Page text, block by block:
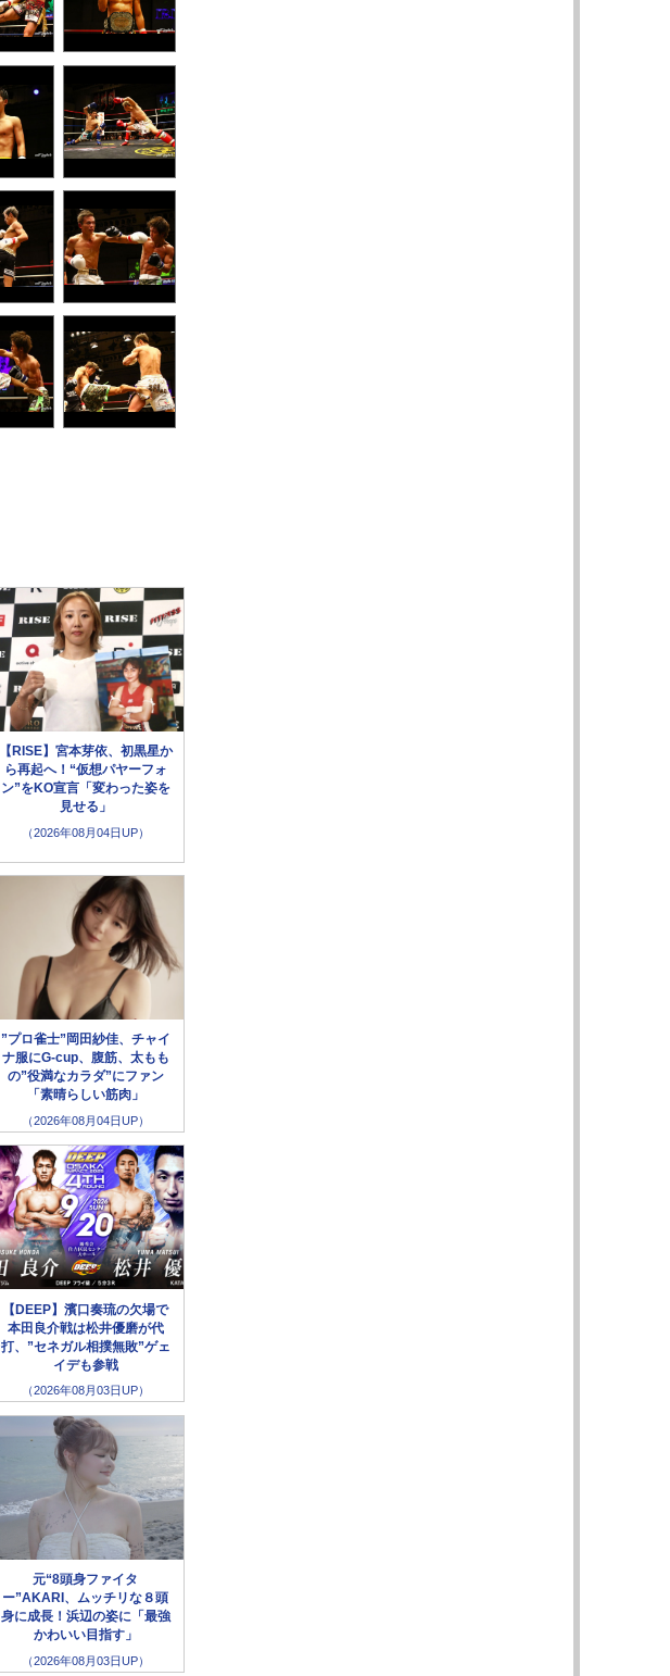
【RISE】宮本芽依、初黒星か
ら再起へ！“仮想パヤーフォ
ン”をKO宣言「変わった姿を
見せる」
（2026年08月04日UP）
”プロ雀士”岡田紗佳、チャイ
ナ服にG-cup、腹筋、太もも
の”役満なカラダ”にファン
「素晴らしい筋肉」
（2026年08月04日UP）
【DEEP】濱口奏琉の欠場で
本田良介戦は松井優磨が代
打、”セネガル相撲無敗”ゲェ
イデも参戦
（2026年08月03日UP）
元“8頭身ファイタ
ー”AKARI、ムッチリな８頭
身に成長！浜辺の姿に「最強
かわいい目指す」
（2026年08月03日UP）